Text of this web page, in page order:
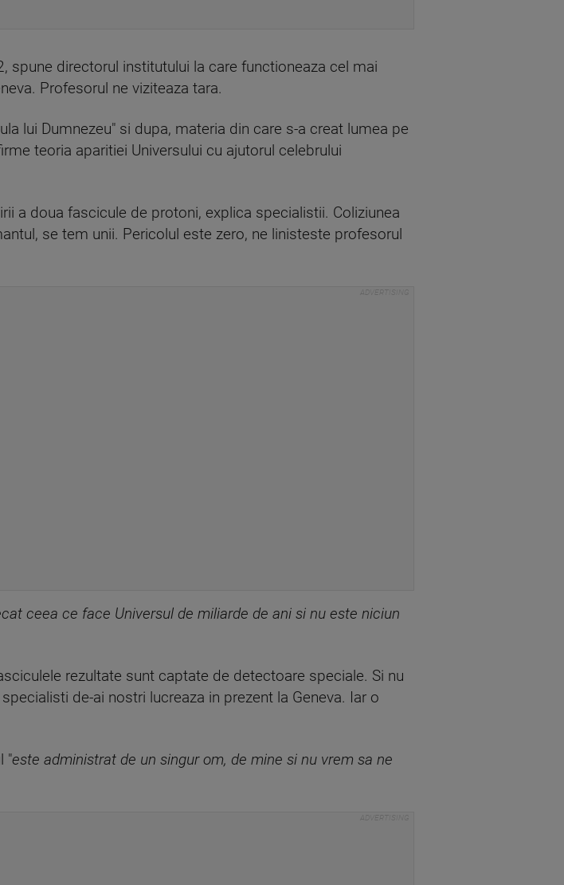
directorul institutului la care functioneaza cel mai
Profesorul ne viziteaza tara.
lui Dumnezeu" si dupa, materia din care s-a creat lumea pe
teoria aparitiei Universului cu ajutorul celebrului
a doua fascicule de protoni, explica specialistii. Coliziunea
se tem unii. Pericolul este zero, ne linisteste profesorul
ceea ce face Universul de miliarde de ani si nu este niciun
rezultate sunt captate de detectoare speciale. Si nu
de-ai nostri lucreaza in prezent la Geneva. Iar o
"este administrat de un singur om, de mine si nu vrem sa ne